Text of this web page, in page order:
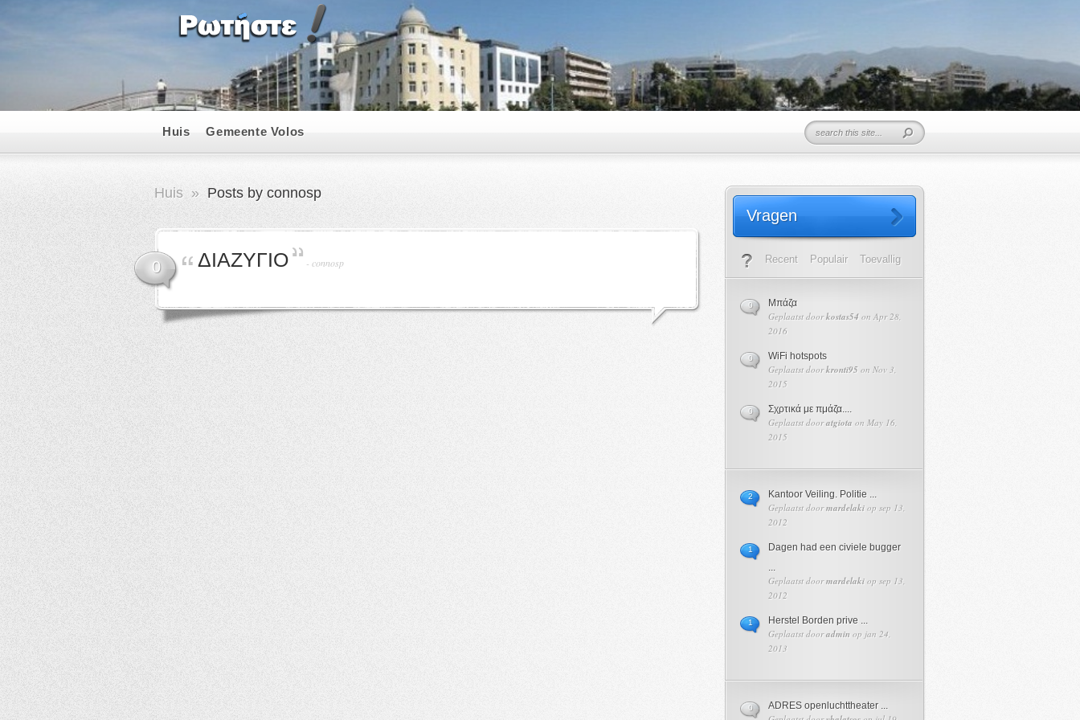
Huis Gemeente Volos
Huis » Posts by connosp
0 ΔΙΑΖΥΓΙΟ - connosp
Vragen
Recent Populair Toevallig
Μπάζα
Geplaatst doorkostas54 on Apr 28,
2016
0
WiFi hotspots
Geplaatst doorkronti95 on Nov 3,
2015
0
Σχρτικά με πμάζα....
Geplaatst dooratgiota on May 16,
2015
0
Kantoor Veiling. Politie ...
Geplaatst doormardelaki op sep 13,
2012
2
Dagen had een civiele bugger
...
Geplaatst doormardelaki op sep 13,
2012
1
Herstel Borden prive ...
Geplaatst dooradmin op jan 24,
2013
1
ADRES openluchttheater ...
0